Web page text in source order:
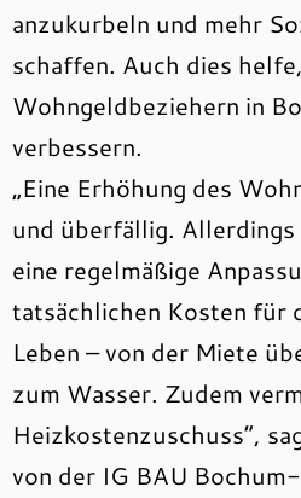
anzukurbeln und mehr
schaffen. Auch dies
Wohngeldbeziehern in
verbessern.
„Eine Erhöhung des
und überfällig.
eine regelmäßige
tatsächlichen Kosten für
Leben – von der Miete
zum Wasser. Zudem
Heizkostenzuschuss“,
von der IG BAU